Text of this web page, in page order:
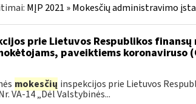
MĮP 2021 » Mokesčių administravimo
prie Lietuvos Respublikos finansų
paveiktiems koronaviruso
mokesčių inspekcijos prie Lietuvos
VA-14 „Dėl Valstybinės...